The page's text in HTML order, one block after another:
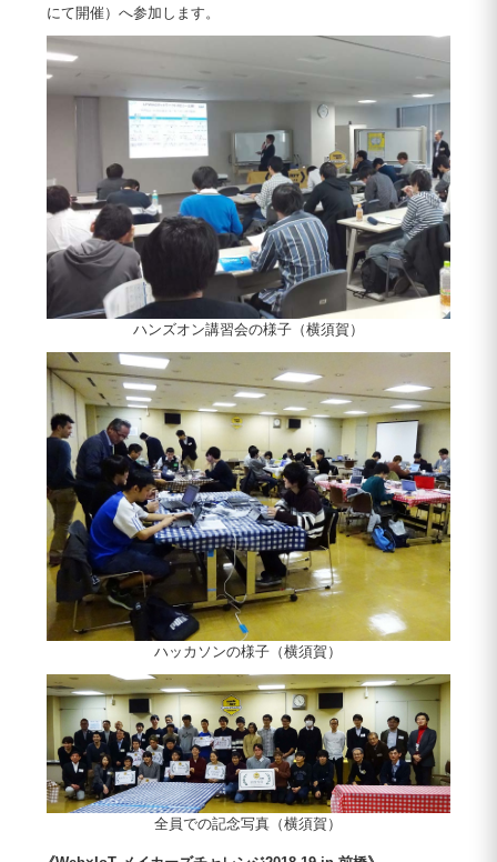
にて開催）へ参加します。
ハンズオン講習会の様子（横須賀）
ハッカソンの様子（横須賀）
全員での記念写真（横須賀）